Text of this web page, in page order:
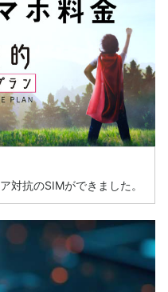
対抗のSIMができました。